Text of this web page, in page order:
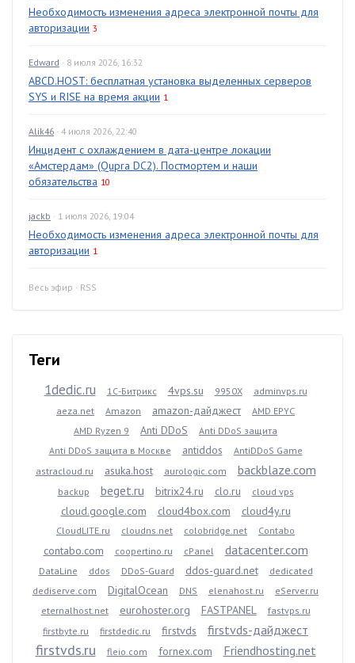
Необходимость изменения адреса электронной почты для
авторизации 3
Edward · 8 июля 2026, 16:32
ABCD.HOST: бесплатная установка выделенных серверов
SYS и RISE на время акции 1
Alik46 · 4 июля 2026, 22:40
Инцидент с охлаждением в дата-центре локации
«Амстердам» (Qupra DC2). Постмортем и наши
обязательства 10
jackb · 1 июля 2026, 19:04
Необходимость изменения адреса электронной почты для
авторизации 1
Весь эфир · RSS
Теги
1dedic.ru 1С-Битрикс 4vps.su 9950X
adminvps.ru
aeza.net
Amazon amazon-дайджест
AMD EPYC
AMD Ryzen 9
Anti DDoS
Anti DDoS защита
Anti DDoS защита в Москве
antiddos
AntiDDoS Game
astracloud.ru
asuka.host aurologic.com backblaze.com
backup beget.ru bitrix24.ru clo.ru cloud vps
cloud.google.com cloud4box.com cloud4y.ru
CloudLITE.ru cloudns.net colobridge.net Contabo
contabo.com coopertino.ru cPanel datacenter.com
DataLine ddos DDoS-Guard ddos-guard.net
dedicated
dediserve.com
DigitalOcean DNS elenahost.ru
eServer.ru
eternalhost.net
eurohoster.org FASTPANEL
fastvps.ru
firstbyte.ru
firstdedic.ru firstvds firstvds-дайджест
firstvds.ru fleio.com fornex.com Friendhosting.net